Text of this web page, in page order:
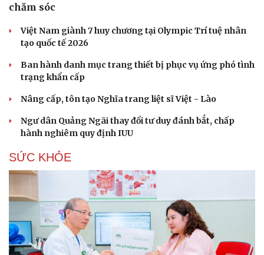
chăm sóc
Việt Nam giành 7 huy chương tại Olympic Trí tuệ nhân
tạo quốc tế 2026
Ban hành danh mục trang thiết bị phục vụ ứng phó tình
trạng khẩn cấp
Nâng cấp, tôn tạo Nghĩa trang liệt sĩ Việt - Lào
Ngư dân Quảng Ngãi thay đổi tư duy đánh bắt, chấp
hành nghiêm quy định IUU
SỨC KHỎE